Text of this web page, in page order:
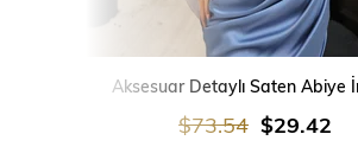
Aksesuar Detaylı Saten Abiye
$29.42
$73.54